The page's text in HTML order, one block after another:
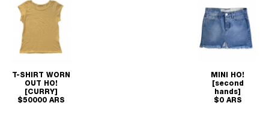
T-SHIRT WORN
OUT HO!
[CURRY]
$50000 ARS
MINI HO!
[second
hands]
$0 ARS